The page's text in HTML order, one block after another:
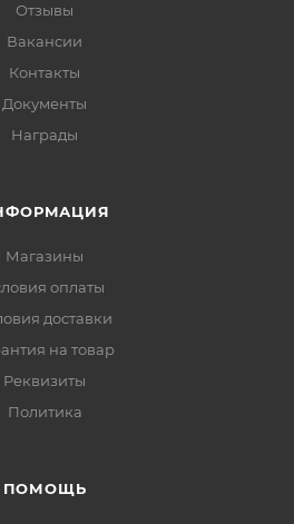
Отзывы
Вакансии
Контакты
Документы
Награды
Магазины
оплаты
доставки
на товар
Реквизиты
Политика
ПОМОЩЬ